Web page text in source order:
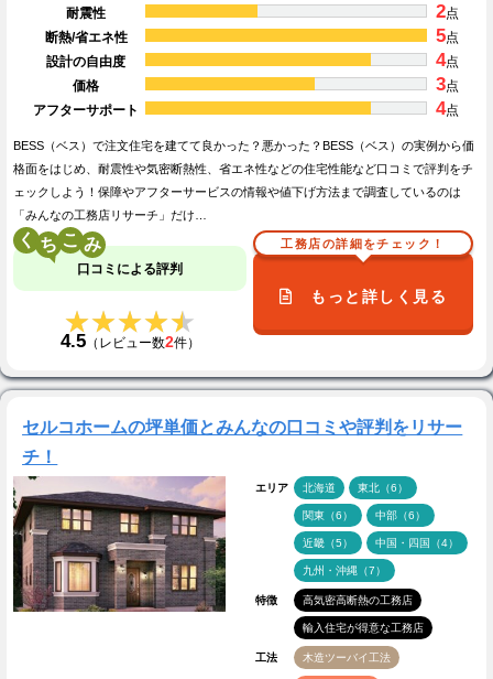
耐震性 2点
断熱/省エネ性
5点
設計の自由度
4点
価格
3点
アフターサポート
4点
BESS（ベス）で注文住宅を建てて良かった？悪かった？BESS（ベス）の実例から価
格面をはじめ、耐震性や気密断熱性、省エネ性などの住宅性能など口コミで評判をチ
ェックしよう！保障やアフターサービスの情報や値下げ方法まで調査しているのは
「みんなの工務店リサーチ」だけ…
く こ
口コミによる評判
★★★★★
★★★★★
4.5（レビュー数2件）
工務店の詳細をチェック！
もっと詳しく見る
セルコホームの坪単価とみんなの口コミや評判をリサー
チ！
エリア 北海道 東北（6）
関東（6） 中部（6）
近畿（5） 中国・四国（4）
九州・沖縄（7）
特徴 高気密高断熱の工務店
輸入住宅が得意な工務店
工法 木造ツーバイ工法